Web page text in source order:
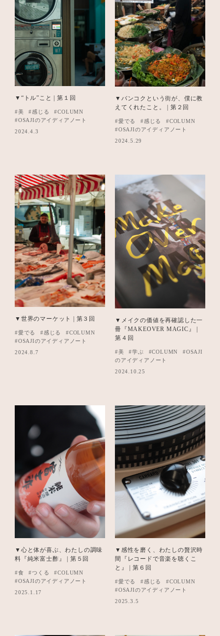
▼“トル”こと | 第１回
#美 #感じる
#COLUMN
#OSAJIのアイディアノート
2024.4.3
▼バンコクという街が、僕に教
えてくれたこと。 | 第２回
#愛でる #感じる
#COLUMN
#OSAJIのアイディアノート
2024.5.29
▼世界のマーケット | 第３回
#愛でる #感じる
#COLUMN
#OSAJIのアイディアノート
2024.8.7
▼メイクの価値を再確認した一
冊『MAKEOVER MAGIC』 |
第４回
#美 #学ぶ #COLUMN
#OSAJI
のアイディアノート
2024.10.25
▼心と体が喜ぶ、わたしの調味
料『純米富士酢』 | 第５回
#食 #つくる
#COLUMN
#OSAJIのアイディアノート
2025.1.17
▼感性を磨く、わたしの贅沢時
間『レコードで音楽を聴くこ
と』 | 第６回
#愛でる #感じる
#COLUMN
#OSAJIのアイディアノート
2025.3.5